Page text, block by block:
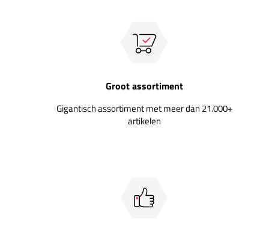
Groot assortiment
Gigantisch assortiment met meer dan 21.000+
artikelen